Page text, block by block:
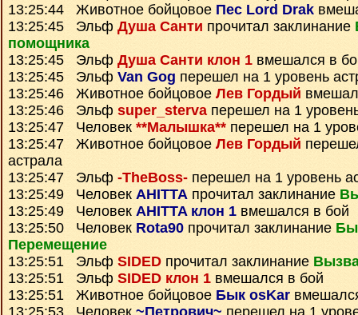
13:25:44 Животное бойцовое Пес Lord Drak
13:25:45 Эльф Душа Санти прочитал заклинание
помощника
13:25:45 Эльф Душа Санти клон 1 вмешался в
13:25:45 Эльф Van Gog перешел на 1 уровень
13:25:46 Животное бойцовое Лев Гордый
13:25:46 Эльф super_stervaперешел на 1
13:25:47 Человек **Малышка** перешел на 1
13:25:47 Животное бойцовое Лев Гордый
астрала
13:25:47 Эльф -TheBoss- перешел на 1 уровень
13:25:49 Человек AHITTA прочитал заклинание
13:25:49 Человек AHITTA клон 1 вмешался в бой
13:25:50 Человек Rota90 прочитал заклинание
Перемещение
13:25:51 Эльф SIDED прочитал заклинание
13:25:51 Эльф SIDED клон 1 вмешался в бой
13:25:51 Животное бойцовое Бык osKar
13:25:53 Человек ~Петрович~ перешел на 1